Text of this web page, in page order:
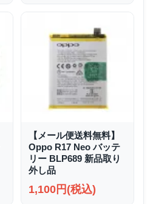
【メール便送料無料】
Oppo R17 Neo バッテ
リー BLP689 新品取り
外し品
1,100円(税込)